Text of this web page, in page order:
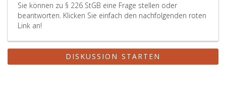
Sie können zu § 226 StGB eine Frage stellen oder
beantworten. Klicken Sie einfach den nachfolgenden roten
Link an!
DISKUSSION STARTEN